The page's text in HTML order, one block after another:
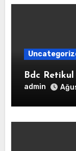
Bdc
admin